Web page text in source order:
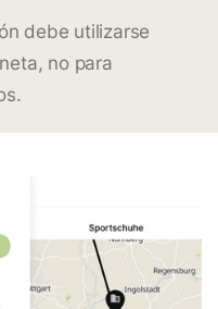
debe utilizarse
no para